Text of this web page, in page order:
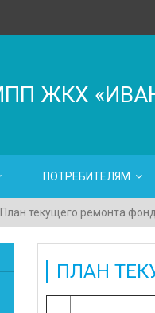
ЖКХ
ПОТРЕБИТЕЛЯМ
План текущего ремонта
ПЛАН